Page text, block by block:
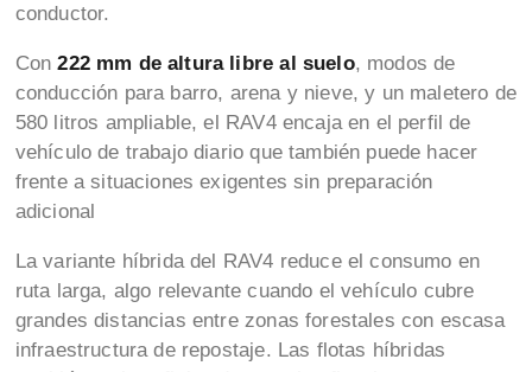
conductor.
Con222 mm de altura libre al suelo, modos de
conducción para barro, arena y nieve, y un maletero de
580 litros ampliable, el RAV4 encaja en el perfil de
vehículo de trabajo diario que también puede hacer
frente a situaciones exigentes sin preparación
adicional
La variante híbrida del RAV4 reduce el consumo en
ruta larga, algo relevante cuando el vehículo cubre
grandes distancias entre zonas forestales con escasa
infraestructura de repostaje. Las flotas híbridas